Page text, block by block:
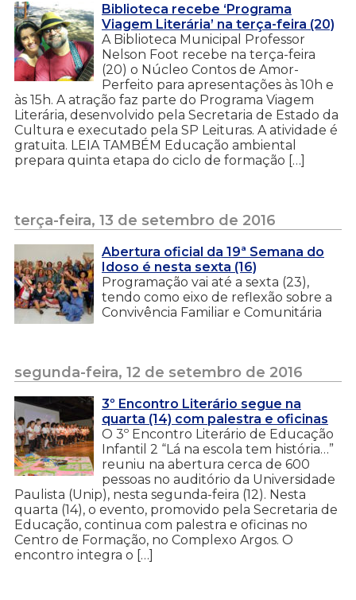
Biblioteca recebe ‘Programa
Viagem Literária’ na terça-feira (20)
A Biblioteca Municipal Professor
Nelson Foot recebe na terça-feira
(20) o Núcleo Contos de Amor-
Perfeito para apresentações às 10h e
às 15h. A atração faz parte do Programa Viagem
Literária, desenvolvido pela Secretaria de Estado da
Cultura e executado pela SP Leituras. A atividade é
gratuita. LEIA TAMBÉM Educação ambiental
prepara quinta etapa do ciclo de formação […]
terça-feira, 13 de setembro de 2016
Abertura oficial da 19ª Semana do
Idoso é nesta sexta (16)
Programação vai até a sexta (23),
tendo como eixo de reflexão sobre a
Convivência Familiar e Comunitária
segunda-feira, 12 de setembro de 2016
3º Encontro Literário segue na
quarta (14) com palestra e oficinas
O 3º Encontro Literário de Educação
Infantil 2 “Lá na escola tem história…”
reuniu na abertura cerca de 600
pessoas no auditório da Universidade
Paulista (Unip), nesta segunda-feira (12). Nesta
quarta (14), o evento, promovido pela Secretaria de
Educação, continua com palestra e oficinas no
Centro de Formação, no Complexo Argos. O
encontro integra o […]